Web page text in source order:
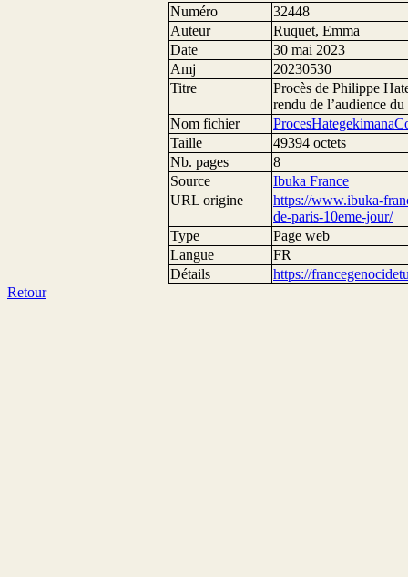
Numéro
32448
Auteur
Ruquet, Emma
Date
30 mai 2023
Amj
20230530
Titre
Procès de Philippe
rendu de l’audience
Nom fichier
Taille
49394 octets
Nb. pages
8
Source
Ibuka France
URL origine
https://www.ibuka-
de-paris-10eme-jour/
Type
Page web
Langue
FR
Détails
https://
Retour